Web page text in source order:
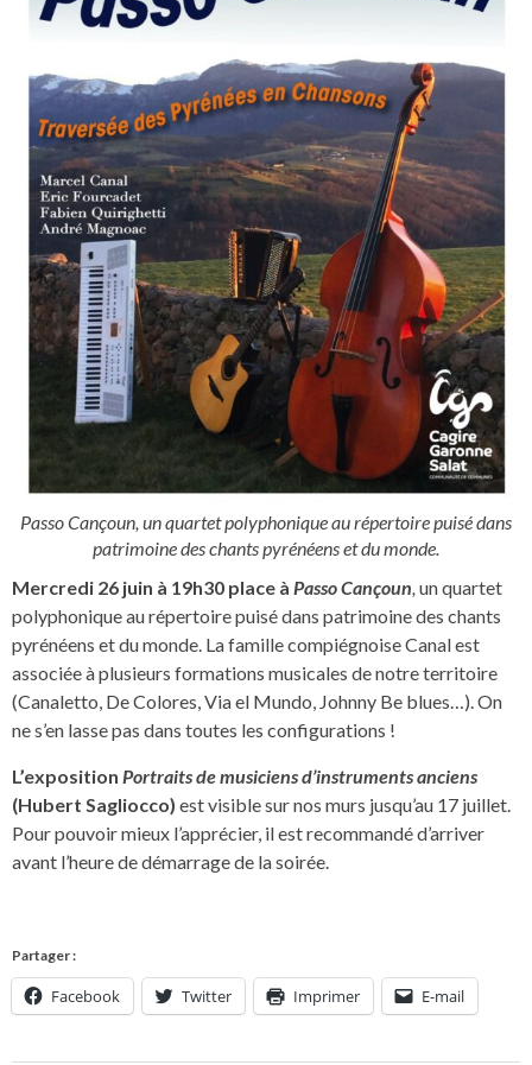
Passo Cançoun, un quartet polyphonique au répertoire puisé dans
patrimoine des chants pyrénéens et du monde.
Mercredi 26 juin à 19h30 place à Passo Cançoun, un quartet
polyphonique au répertoire puisé dans patrimoine des chants
pyrénéens et du monde. La famille compiégnoise Canal est
associée à plusieurs formations musicales de notre territoire
(Canaletto, De Colores, Via el Mundo, Johnny Be blues…). On
ne s’en lasse pas dans toutes les configurations !
L’exposition Portraits de musiciens d’instruments anciens
(Hubert Sagliocco) est visible sur nos murs jusqu’au 17 juillet.
Pour pouvoir mieux l’apprécier, il est recommandé d’arriver
avant l’heure de démarrage de la soirée.
Partager :
Facebook Twitter Imprimer E-mail